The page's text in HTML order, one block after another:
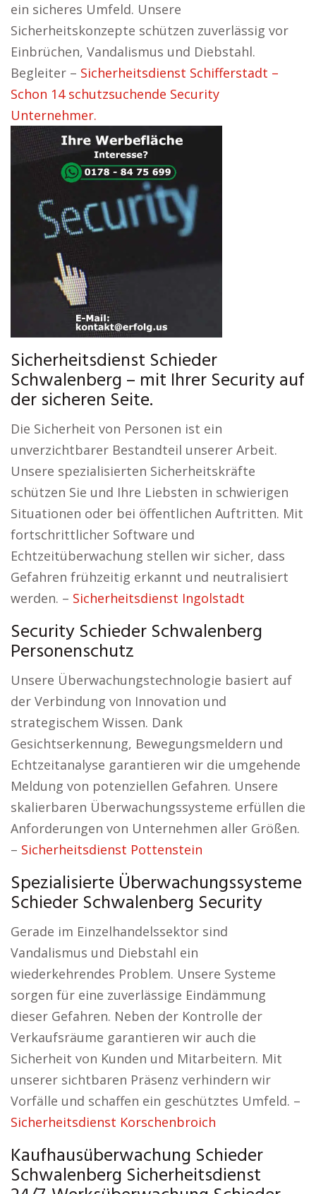
ein sicheres Umfeld. Unsere
Sicherheitskonzepte schützen zuverlässig vor
Einbrüchen, Vandalismus und Diebstahl.
Begleiter – Sicherheitsdienst Schifferstadt –
Schon 14 schutzsuchende Security
Unternehmer.
Sicherheitsdienst Schieder
Schwalenberg – mit Ihrer Security auf
der sicheren Seite.
Die Sicherheit von Personen ist ein
unverzichtbarer Bestandteil unserer Arbeit.
Unsere spezialisierten Sicherheitskräfte
schützen Sie und Ihre Liebsten in schwierigen
Situationen oder bei öffentlichen Auftritten. Mit
fortschrittlicher Software und
Echtzeitüberwachung stellen wir sicher, dass
Gefahren frühzeitig erkannt und neutralisiert
werden. – Sicherheitsdienst Ingolstadt
Security Schieder Schwalenberg
Personenschutz
Unsere Überwachungstechnologie basiert auf
der Verbindung von Innovation und
strategischem Wissen. Dank
Gesichtserkennung, Bewegungsmeldern und
Echtzeitanalyse garantieren wir die umgehende
Meldung von potenziellen Gefahren. Unsere
skalierbaren Überwachungssysteme erfüllen die
Anforderungen von Unternehmen aller Größen.
– Sicherheitsdienst Pottenstein
Spezialisierte Überwachungssysteme
Schieder Schwalenberg Security
Gerade im Einzelhandelssektor sind
Vandalismus und Diebstahl ein
wiederkehrendes Problem. Unsere Systeme
sorgen für eine zuverlässige Eindämmung
dieser Gefahren. Neben der Kontrolle der
Verkaufsräume garantieren wir auch die
Sicherheit von Kunden und Mitarbeitern. Mit
unserer sichtbaren Präsenz verhindern wir
Vorfälle und schaffen ein geschütztes Umfeld. –
Sicherheitsdienst Korschenbroich
Kaufhausüberwachung Schieder
Schwalenberg Sicherheitsdienst